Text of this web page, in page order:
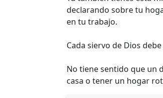
declarando sobre tu
en tu trabajo.
Cada siervo de Dios
No tiene sentido que un
casa o tener un hogar